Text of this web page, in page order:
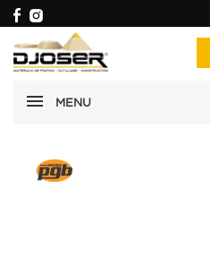
MENU